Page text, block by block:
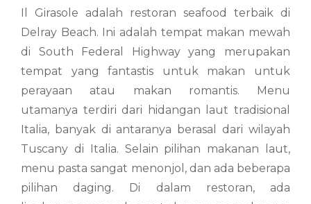
Il Girasole adalah restoran seafood terbaik di
Delray Beach. Ini adalah tempat makan mewah
di South Federal Highway yang merupakan
tempat yang fantastis untuk makan untuk
perayaan atau makan romantis. Menu
utamanya terdiri dari hidangan laut tradisional
Italia, banyak di antaranya berasal dari wilayah
Tuscany di Italia. Selain pilihan makanan laut,
menu pasta sangat menonjol, dan ada beberapa
pilihan daging. Di dalam restoran, ada